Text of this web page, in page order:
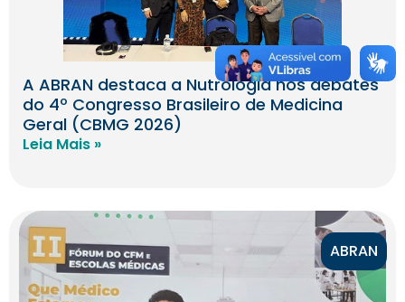
A ABRAN destaca a Nutrologia nos debates
do 4º Congresso Brasileiro de Medicina
Geral (CBMG 2026)
Leia Mais »
ABRAN